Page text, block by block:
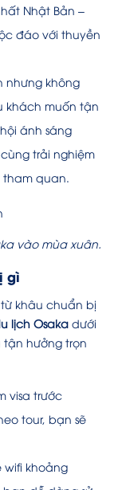
Nhật Bản –
đáo với thuyền
nhưng không
khách muốn tận
ánh sáng
trải nghiệm
quan.
vào mùa xuân.
gì
khâu chuẩn bị
lịch Osaka dưới
hưởng trọn
visa trước
tour, bạn sẽ
wifi khoảng